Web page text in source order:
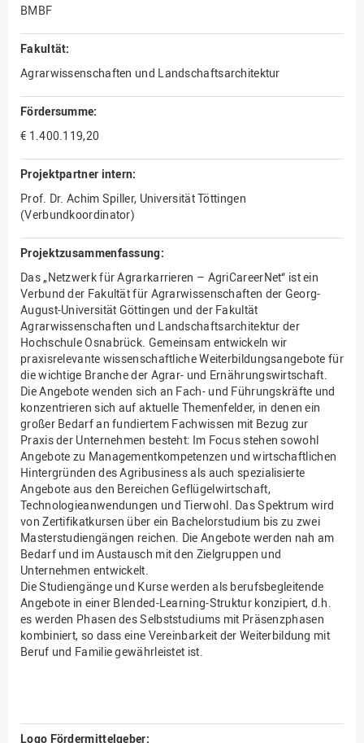
BMBF
Fakultät:
Agrarwissenschaften und Landschaftsarchitektur
Fördersumme:
€ 1.400.119,20
Projektpartner intern:
Prof. Dr. Achim Spiller, Universität Töttingen
(Verbundkoordinator)
Projektzusammenfassung:
Das „Netzwerk für Agrarkarrieren – AgriCareerNet“ ist ein
Verbund der Fakultät für Agrarwissenschaften der Georg-
August-Universität Göttingen und der Fakultät
Agrarwissenschaften und Landschaftsarchitektur der
Hochschule Osnabrück. Gemeinsam entwickeln wir
praxisrelevante wissenschaftliche Weiterbildungsangebote für
die wichtige Branche der Agrar- und Ernährungswirtschaft.
Die Angebote wenden sich an Fach- und Führungskräfte und
konzentrieren sich auf aktuelle Themenfelder, in denen ein
großer Bedarf an fundiertem Fachwissen mit Bezug zur
Praxis der Unternehmen besteht: Im Focus stehen sowohl
Angebote zu Managementkompetenzen und wirtschaftlichen
Hintergründen des Agribusiness als auch spezialisierte
Angebote aus den Bereichen Geflügelwirtschaft,
Technologieanwendungen und Tierwohl. Das Spektrum wird
von Zertifikatkursen über ein Bachelorstudium bis zu zwei
Masterstudiengängen reichen. Die Angebote werden nah am
Bedarf und im Austausch mit den Zielgruppen und
Unternehmen entwickelt.
Die Studiengänge und Kurse werden als berufsbegleitende
Angebote in einer Blended-Learning-Struktur konzipiert, d.h.
es werden Phasen des Selbststudiums mit Präsenzphasen
kombiniert, so dass eine Vereinbarkeit der Weiterbildung mit
Beruf und Familie gewährleistet ist.
Logo Fördermittelgeber: